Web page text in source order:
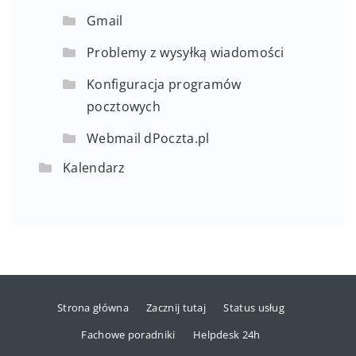
Gmail
Problemy z wysyłką wiadomości
Konfiguracja programów
pocztowych
Webmail dPoczta.pl
Kalendarz
Strona główna Zacznij tutaj
Status usług
Fachowe poradniki
Helpdesk 24h